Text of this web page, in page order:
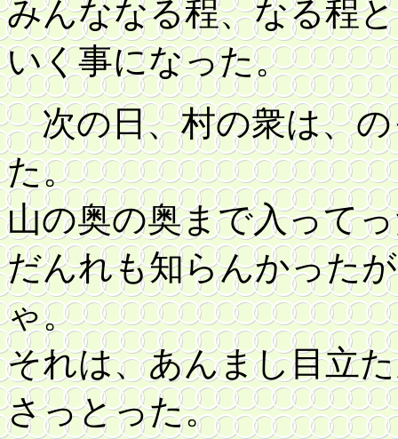
みんななる程、なる程
いく事になった。
次の日、村の衆は、の
た。
山の奥の奥まで入って
だんれも知らんかった
ゃ。
それは、あんまし目立
さっとった。